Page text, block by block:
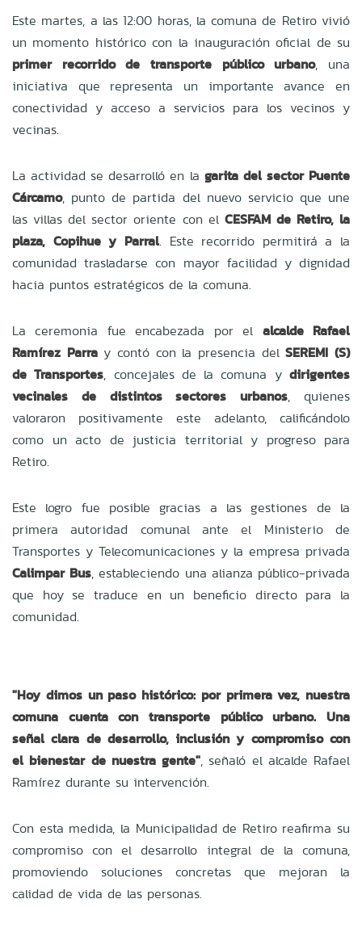
Este martes, a las 12:00 horas, la comuna de Retiro vivió
un momento histórico con la inauguración oficial de su
primer recorrido de transporte público urbano, una
iniciativa que representa un importante avance en
conectividad y acceso a servicios para los vecinos y
vecinas.
La actividad se desarrolló en la garita del sector Puente
Cárcamo, punto de partida del nuevo servicio que une
las villas del sector oriente con el CESFAM de Retiro, la
plaza, Copihue y Parral. Este recorrido permitirá a la
comunidad trasladarse con mayor facilidad y dignidad
hacia puntos estratégicos de la comuna.
La ceremonia fue encabezada por el alcalde Rafael
Ramírez Parray contó con la presencia delSEREMI (S)
de Transportes, concejales de la comuna ydirigentes
vecinales de distintos sectores urbanos, quienes
valoraron positivamente este adelanto, calificándolo
como un acto de justicia territorial y progreso para
Retiro.
Este logro fue posible gracias a las gestiones de la
primera autoridad comunal ante el Ministerio de
Transportes y Telecomunicaciones y la empresa privada
Calimpar Bus, estableciendo una alianza público-privada
que hoy se traduce en un beneficio directo para la
comunidad.
"Hoy dimos un paso histórico: por primera vez, nuestra
comuna cuenta con transporte público urbano. Una
señal clara de desarrollo, inclusión y compromiso con
el bienestar de nuestra gente", señaló el alcalde Rafael
Ramírez durante su intervención.
Con esta medida, la Municipalidad de Retiro reafirma su
compromiso con el desarrollo integral de la comuna,
promoviendo soluciones concretas que mejoran la
calidad de vida de las personas.